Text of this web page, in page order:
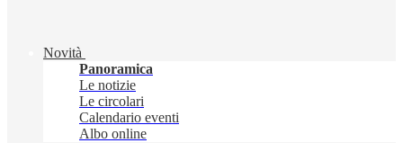
Novità
Panoramica
Le notizie
Le circolari
Calendario eventi
Albo online